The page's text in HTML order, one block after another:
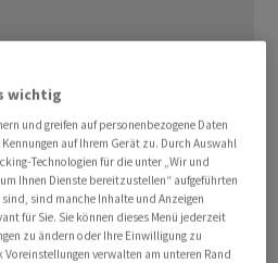
wichtig
und greifen auf personenbezogene Daten
auf Ihrem Gerät zu. Durch Auswahl
Technologien für die unter „Wir und
Ihnen Dienste bereitzustellen“ aufgeführten
sind manche Inhalte und Anzeigen
für Sie. Sie können dieses Menü jederzeit
zu ändern oder Ihre Einwilligung zu
verwalten am unteren Rand